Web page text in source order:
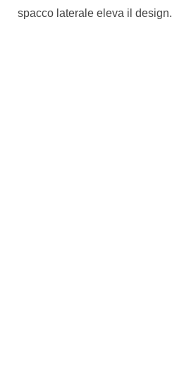
spacco laterale eleva il design.